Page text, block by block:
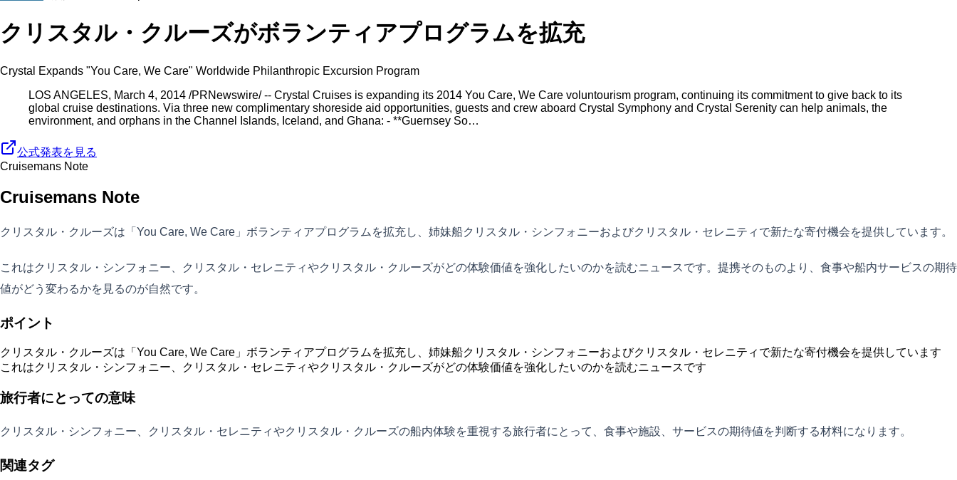
クリスタル・クルーズがボランティアプログラムを拡充
Crystal Expands "You Care, We Care" Worldwide Philanthropic Excursion Program
LOS ANGELES, March 4, 2014 /PRNewswire/ -- Crystal Cruises is expanding its 2014 You Care, We Care voluntourism program, continuing its commitment to give back to its
global cruise destinations. Via three new complimentary shoreside aid opportunities, guests and crew aboard Crystal Symphony and Crystal Serenity can help animals, the
environment, and orphans in the Channel Islands, Iceland, and Ghana: - **Guernsey So…
公式発表を見る
Cruisemans Note
Cruisemans Note
クリスタル・クルーズは「You Care, We Care」ボランティアプログラムを拡充し、姉妹船クリスタル・シンフォニーおよびクリスタル・セレニティで新たな寄付機会を提供しています。
これはクリスタル・シンフォニー、クリスタル・セレニティやクリスタル・クルーズがどの体験価値を強化したいのかを読むニュースです。提携そのものより、食事や船内サービスの期待
値がどう変わるかを見るのが自然です。
ポイント
クリスタル・クルーズは「You Care, We Care」ボランティアプログラムを拡充し、姉妹船クリスタル・シンフォニーおよびクリスタル・セレニティで新たな寄付機会を提供しています
これはクリスタル・シンフォニー、クリスタル・セレニティやクリスタル・クルーズがどの体験価値を強化したいのかを読むニュースです
旅行者にとっての意味
クリスタル・シンフォニー、クリスタル・セレニティやクリスタル・クルーズの船内体験を重視する旅行者にとって、食事や施設、サービスの期待値を判断する材料になります。
関連タグ